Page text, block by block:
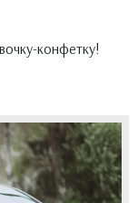
конфетку!